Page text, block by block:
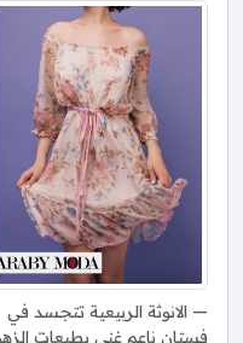
الانوثة الربيعية تتجسد في
فستان ناعم غني بطبعات